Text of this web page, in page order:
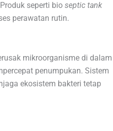
seperti bio septic tank
perawatan rutin.
mikroorganisme di dalam
penumpukan. Sistem
ekosistem bakteri tetap